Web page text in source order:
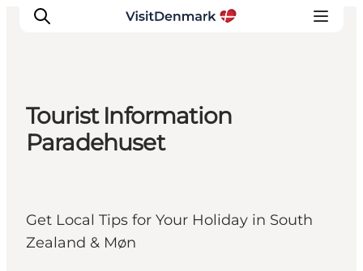
Inspirations
Planifiez votre voyage
Tourist Information
Paradehuset
Get Local Tips for Your Holiday in South
Zealand & Møn